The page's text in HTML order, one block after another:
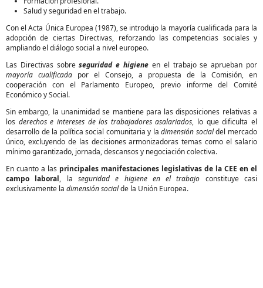
Salud y seguridad en el trabajo.
Con el Acta Única Europea (1987), se introdujo la mayoría cualificada para la
adopción de ciertas Directivas, reforzando las competencias sociales y
ampliando el diálogo social a nivel europeo.
Las Directivas sobreseguridad e higiene en el trabajo se aprueban por
mayoría cualificada por el Consejo, a propuesta de la Comisión, en
cooperación con el Parlamento Europeo, previo informe del Comité
Económico y Social.
Sin embargo, la unanimidad se mantiene para las disposiciones relativas a
los derechos e intereses de los trabajadores asalariados, lo que dificulta el
desarrollo de la política social comunitaria y ladimensión socialdel mercado
único, excluyendo de las decisiones armonizadoras temas como el salario
mínimo garantizado, jornada, descansos y negociación colectiva.
En cuanto a las principales manifestaciones legislativas de la CEE en el
campo laboral, la seguridad e higiene en el trabajo constituye casi
exclusivamente la dimensión socialde la Unión Europea.